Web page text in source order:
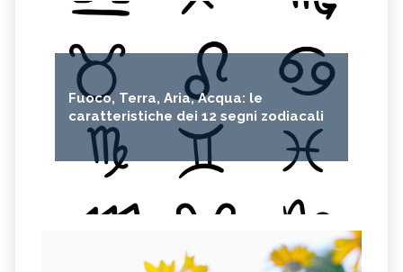
Fuoco, Terra, Aria, Acqua: le
caratteristiche dei 12 segni zodiacali